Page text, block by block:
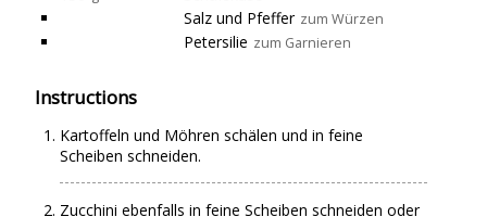
Salz und Pfeffer zum Würzen
Petersilie zum Garnieren
Instructions
Kartoffeln und Möhren schälen und in feine
Scheiben schneiden.
Zucchini ebenfalls in feine Scheiben schneiden oder